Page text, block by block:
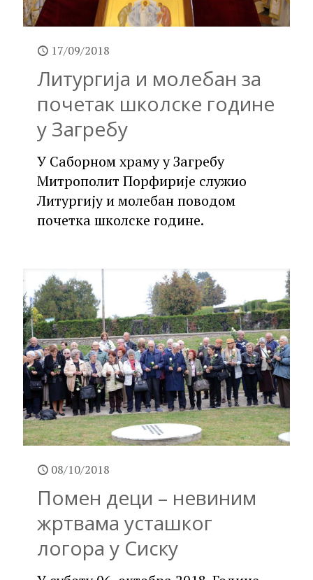
17/09/2018
Литургија и молебан за
почетак школске године
у Загребу
У Саборном храму у Загребу
Митрополит Порфирије служио
Литургију и молебан поводом
почетка школске године.
08/10/2018
Помен деци – невиним
жртвама усташког
логора у Сиску